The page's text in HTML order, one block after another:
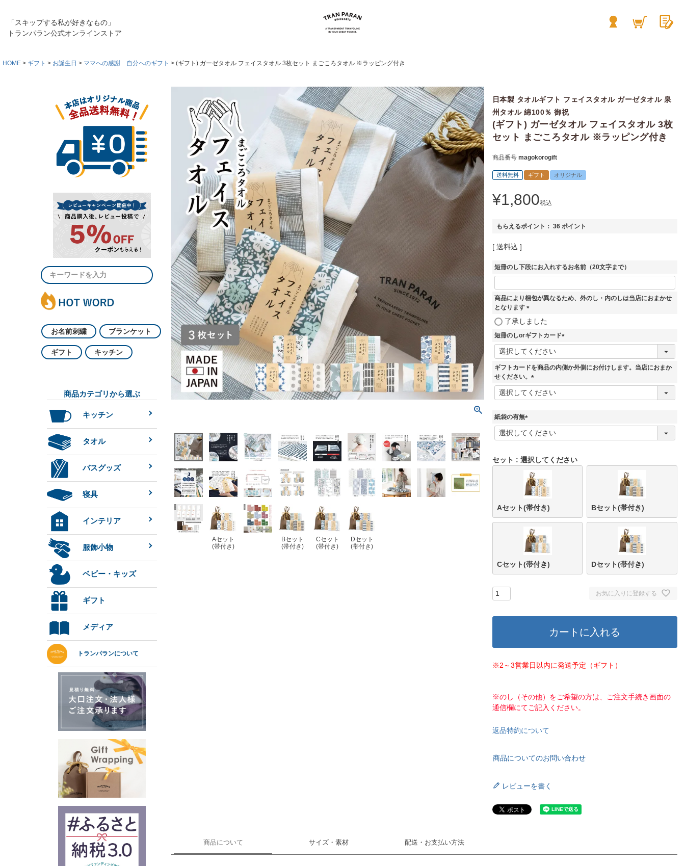
「スキップする私が好きなもの」
トランパラン公式オンラインストア
HOME ギフト お誕生日 ママへの感謝 自分へのギフト (ギフト) ガーゼタオル フェイスタオル 3枚セット まごころタオル ※ラッピング付き
お名前刺繍 ブランケット
ギフト キッチン
商品カテゴリから選ぶ
キッチン
タオル
バスグッズ
寝具
インテリア
服飾小物
ベビー・キッズ
ギフト
メディア
トランパランについて
Aセット
(帯付き)
Bセット
(帯付き)
Cセット
(帯付き)
Dセット
(帯付き)
日本製 タオルギフト フェイスタオル ガーゼタオル 泉
州タオル 綿100％ 御祝
(ギフト) ガーゼタオル フェイスタオル 3枚
セット まごころタオル ※ラッピング付き
商品番号 magokorogift
送料無料 ギフト オリジナル
¥1,800税込
もらえるポイント： 36 ポイント
送料込
短冊のし下段にお入れするお名前（20文字まで）
商品により梱包が異なるため、外のし・内のしは当店におまかせ
となります
(
須
)
了承しました
短冊のしorギフトカード
(
須
ギフトカードを商品の内側か外側にお付けします。当店におまか
せください。
(
必
紙袋の有無
(
必
)
セット 選択してください
Aセット(帯付き) Bセット(帯付き)
Cセット(帯付き) Dセット(帯付き)
お気に入りに登録する
カートに入れる
※2～3営業日以内に発送予定（ギフト）
※のし（その他）をご希望の方は、ご注文手続き画面の
通信欄にてご記入ください。
返品特約について
商品についてのお問い合わせ
レビューを書く
商品について サイズ・素材 配送・お支払い方法